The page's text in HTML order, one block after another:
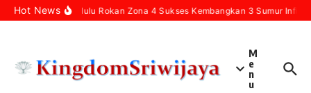
Skip to content
Hot News
Pertamina Hulu Rokan Zona 4 Sukses Kembangkan 3 Sumur Infill
M
e
n
u